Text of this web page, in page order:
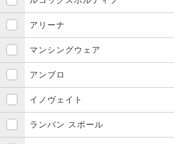
アリーナ
マンシングウェア
アンブロ
イノヴェイト
ランバン スポール